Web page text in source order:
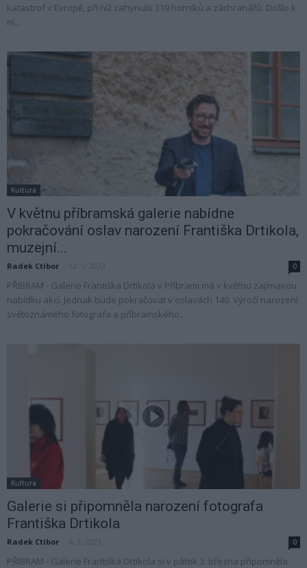
katastrof v Evropě, při níž zahynulo 319 horníků a záchranářů. Došlo k
ní...
Kultura
V květnu příbramská galerie nabídne
pokračování oslav narození Františka Drtikola,
muzejní...
Radek Ctibor 0
PŘÍBRAM - Galerie Františka Drtikola v Příbrami má v květnu zajímavou
nabídku akcí. Jednak bude pokračovat v oslavách 140. Výročí narození
světoznámého fotografa a příbramského...
Kultura
Galerie si připomněla narození fotografa
Františka Drtikola
Radek Ctibor 0
PŘÍBRAM - Galerie Františka Drtikola si v pátek 3. března připomněla